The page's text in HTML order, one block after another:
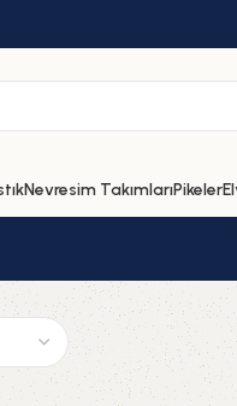
Nevresim TakımlarıPikeler